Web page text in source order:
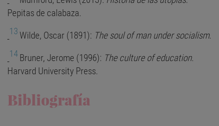
Pepitas de calabaza.
13Wilde, Oscar (1891): The soul of man under socialism.
14 Bruner, Jerome (1996): The culture of education.
Harvard University Press.
Bibliografía